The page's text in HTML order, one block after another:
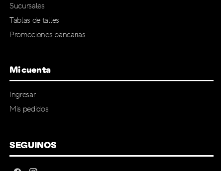
Sucursales
Tablas de talles
Promociones bancarias
Mi cuenta
Ingresar
Mis pedidos
SEGUINOS